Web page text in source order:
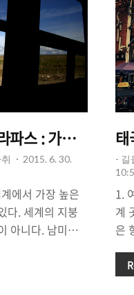
든 일들이 생각했
는 줄어들 지도 모
자
만
가
파스 : 가끔은 잠시
2015. 6. 30.
에서 가장 높은
다. 세계의 지붕
아니다. 남미의
라파스'. 해발고
- 길
1.
계
은